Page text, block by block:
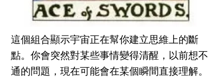
這個組合顯示宇宙正在幫你建立思維上的斷
點。你會突然對某些事情變得清醒，以前想不
通的問題，現在可能會在某個瞬間直接理解。